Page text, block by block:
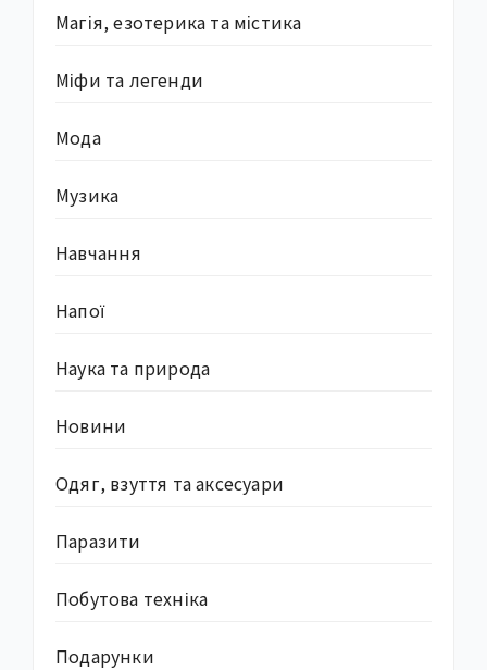
Магія, езотерика та містика
Міфи та легенди
Мода
Музика
Навчання
Напої
Наука та природа
Новини
Одяг, взуття та аксесуари
Паразити
Побутова техніка
Подарунки